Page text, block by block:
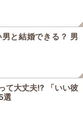
と結婚できる？ 男
て大丈夫!? 「いい彼
選